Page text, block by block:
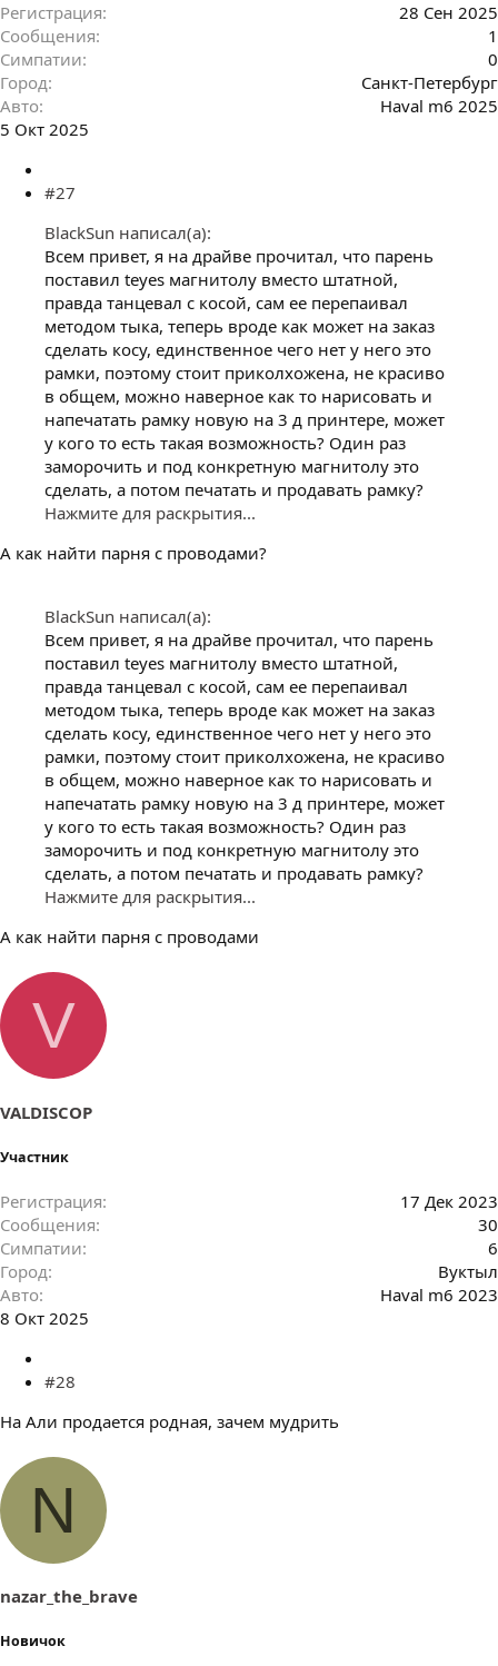
Регистрация
28 Сен 2025
Сообщения
1
Симпатии
0
Город
Санкт-Петербург
Авто
Haval m6 2025
5 Окт 2025
#27
BlackSun написал(а):
Всем привет, я на драйве прочитал, что парень
поставил teyes магнитолу вместо штатной,
правда танцевал с косой, сам ее перепаивал
методом тыка, теперь вроде как может на заказ
сделать косу, единственное чего нет у него это
рамки, поэтому стоит приколхожена, не красиво
в общем, можно наверное как то нарисовать и
напечатать рамку новую на 3 д принтере, может
у кого то есть такая возможность? Один раз
заморочить и под конкретную магнитолу это
сделать, а потом печатать и продавать рамку?
Нажмите для раскрытия...
А как найти парня с проводами?
BlackSun написал(а):
Всем привет, я на драйве прочитал, что парень
поставил teyes магнитолу вместо штатной,
правда танцевал с косой, сам ее перепаивал
методом тыка, теперь вроде как может на заказ
сделать косу, единственное чего нет у него это
рамки, поэтому стоит приколхожена, не красиво
в общем, можно наверное как то нарисовать и
напечатать рамку новую на 3 д принтере, может
у кого то есть такая возможность? Один раз
заморочить и под конкретную магнитолу это
сделать, а потом печатать и продавать рамку?
Нажмите для раскрытия...
А как найти парня с проводами
V
VALDISCOP
Участник
Регистрация
17 Дек 2023
Сообщения
30
Симпатии
6
Город
Вуктыл
Авто
Haval m6 2023
8 Окт 2025
#28
На Али продается родная, зачем мудрить
N
nazar_the_brave
Новичок